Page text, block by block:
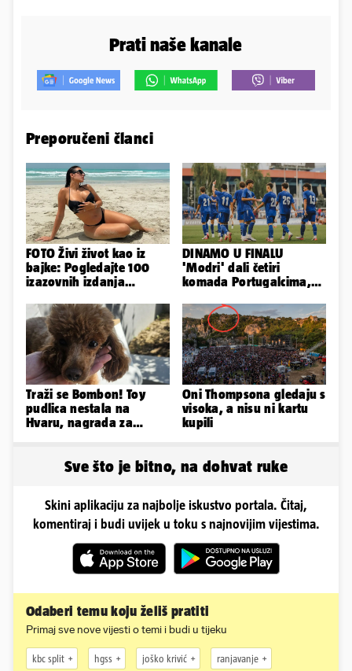
Prati naše kanale
Preporučeni članci
FOTO Živi život kao iz
bajke: Pogledajte 100
izazovnih izdanja
DINAMO U FINALU
'Modri' dali četiri
komada Portugalcima,
Ramljaku!
Traži se Bombon! Toy
pudlica nestala na
Hvaru, nagrada za
Oni Thompsona gledaju s
visoka, a nisu ni kartu
kupili
Sve što je bitno, na dohvat ruke
Skini aplikaciju za najbolje iskustvo portala. Čitaj,
komentiraj i budi uvijek u toku s najnovijim vijestima.
Odaberi temu koju želiš pratiti
Primaj sve nove vijesti o temi i budi u tijeku
kbc split hgss joško krivić ranjavanje